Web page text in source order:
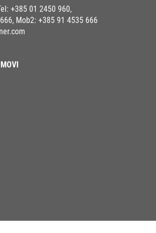
+385 01 2450 960,
, Mob2: +385 91 4535 666